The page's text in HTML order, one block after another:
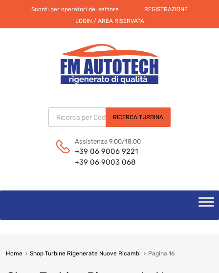
Sconti per operatori del settore
REGISTRAZIONE
LOGIN / AREA RISERVATA
Products search
RICERCA TURBINA
Assistenza 9.00/18.00
+39 06 9006 9221
+39 06 9003 068
content
Home Shop Turbine Rigenerate Nuove Ricambi Pagina 16